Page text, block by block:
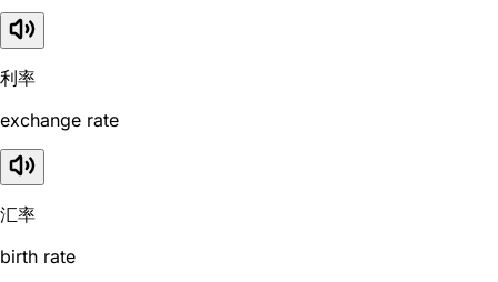
利率
exchange rate
汇率
birth rate